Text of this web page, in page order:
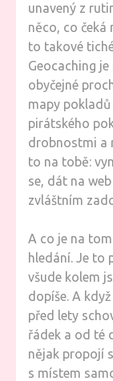
unavený z
něco, co čeká
to takové
Geocaching
obyčejné
mapy pokladů
pirátského
drobnostmi a
to na tobě:
se, dát na
zvláštním
A co je na
hledání. Je to
všude kolem
dopíše. A
před lety
řádek a od té
nějak propojí
s místem